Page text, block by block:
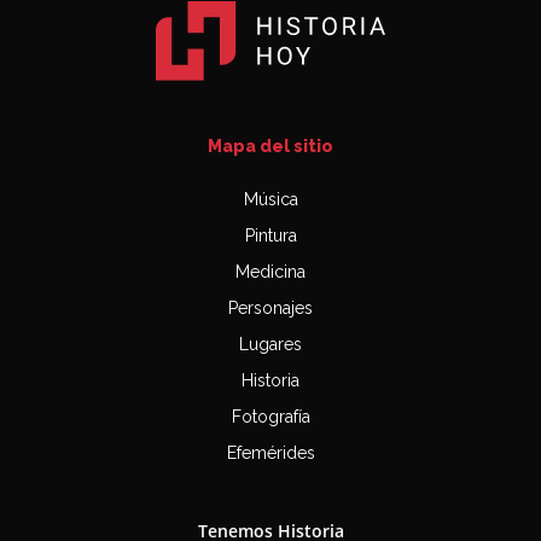
Mapa del sitio
Música
Pintura
Medicina
Personajes
Lugares
Historia
Fotografía
Efemérides
Tenemos Historia